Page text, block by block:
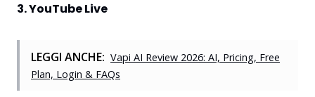
3. YouTube Live
LEGGI ANCHE: Vapi AI Review 2026: AI, Pricing, Free
Plan, Login & FAQs